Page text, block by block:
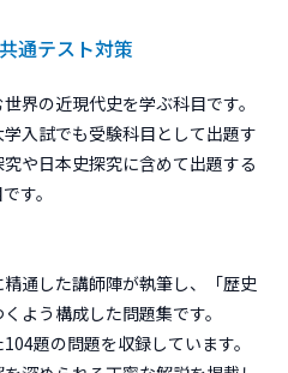
通テスト対策
界の近現代史を学ぶ科目です。
入試でも受験科目として出題す
や日本史探究に含めて出題する
す。
通した講師陣が執筆し、「歴史
よう構成した問題集です。
題の問題を収録しています。